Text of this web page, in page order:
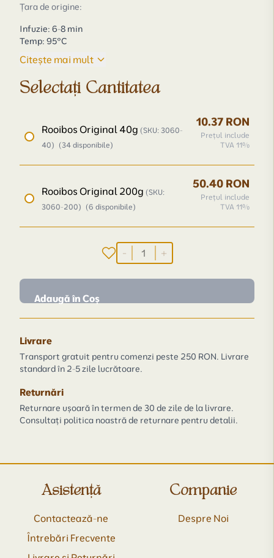
Țara de origine:
Infuzie: 6-8 min
Temp: 95°C
Citește mai mult
Selectați Cantitatea
Rooibos Original 40g (SKU: 3060-
40) (34 disponibile)
10.37 RON
Prețul include
TVA 11%
Rooibos Original 200g (SKU:
3060-200) (6 disponibile)
50.40 RON
Prețul include
TVA 11%
- +
Adaugă în Coș
Livrare
Transport gratuit pentru comenzi peste 250 RON. Livrare
standard în 2-5 zile lucrătoare.
Returnări
Returnare ușoară în termen de 30 de zile de la livrare.
Consultați politica noastră de returnare pentru detalii.
Asistență
Contactează-ne
Întrebări Frecvente
Companie
Despre Noi